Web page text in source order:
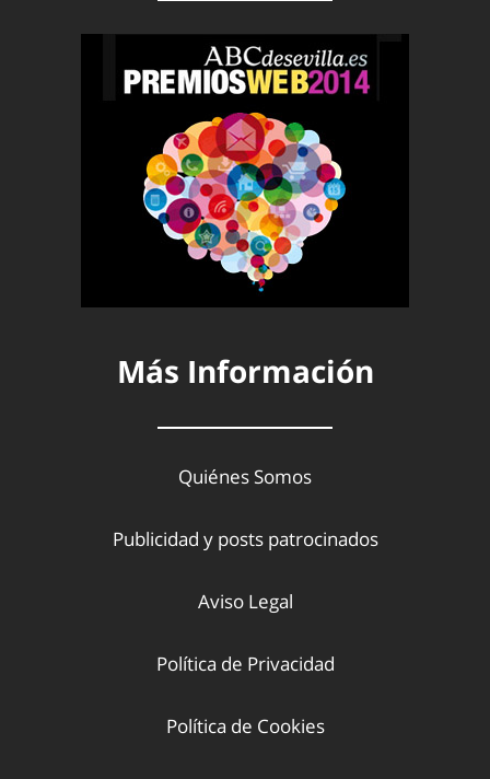
Más Información
Quiénes Somos
Publicidad y posts patrocinados
Aviso Legal
Política de Privacidad
Política de Cookies